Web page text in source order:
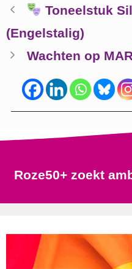
Toneelstuk
(Engelstalig)
Wachten op
Roze50+ zoekt